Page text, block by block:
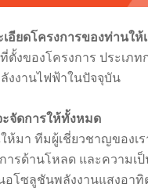
อียดโครงการของท่านให้
ตั้งของโครงการ ประเภท
งงานไฟฟ้าในปัจจุบัน
ะจัดการให้ทั้งหมด
มา ทีมผู้เชี่ยวชาญของเร
รด้านโหลด และความเป็
อโซลูชันพลังงานแสงอาทิ